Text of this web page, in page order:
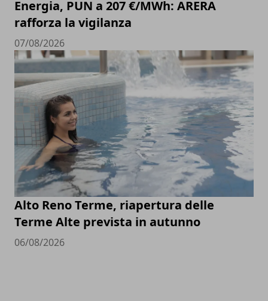
Energia, PUN a 207 €/MWh: ARERA
rafforza la vigilanza
07/08/2026
Alto Reno Terme, riapertura delle
Terme Alte prevista in autunno
06/08/2026